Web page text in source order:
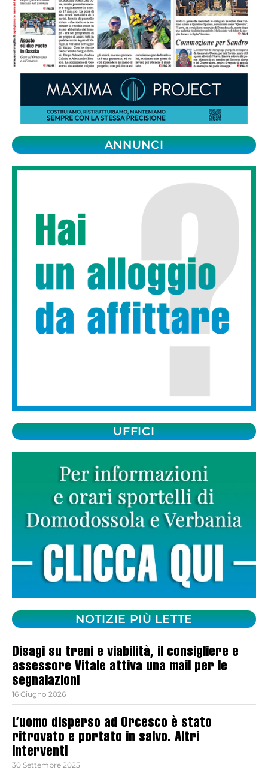
ANNUNCI
UFFICI
NOTIZIE PIÙ LETTE
Disagi su treni e viabilità, il consigliere e
assessore Vitale attiva una mail per le
segnalazioni
16 Giugno 2026
L’uomo disperso ad Orcesco è stato
ritrovato e portato in salvo. Altri
interventi
30 Settembre 2025